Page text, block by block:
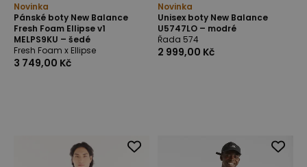
Novinka
Pánské boty New Balance
Fresh Foam Ellipse v1
MELPS9KU – šedé
Fresh Foam x Ellipse
3 749,00 Kč
Novinka
Unisex boty New Balance
U5747LO – modré
Řada 574
2 999,00 Kč